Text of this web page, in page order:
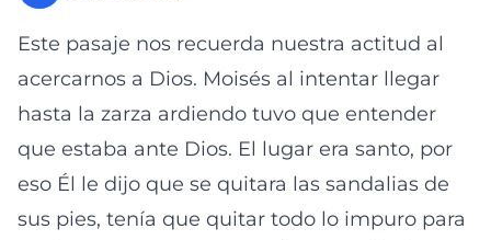
Este pasaje nos recuerda nuestra actitud al
acercarnos a Dios. Moisés al intentar llegar
hasta la zarza ardiendo tuvo que entender
que estaba ante Dios. El lugar era santo, por
eso Él le dijo que se quitara las sandalias de
sus pies, tenía que quitar todo lo impuro para